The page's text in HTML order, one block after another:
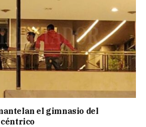
el gimnasio del